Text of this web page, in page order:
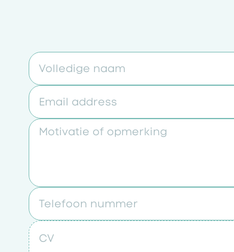
Volledige naam
Email address
Motivatie of opmerking
Telefoon nummer
CV